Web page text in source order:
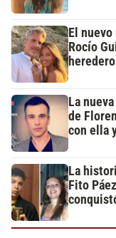
El
Rocío
La
de
con ella
La
Fito